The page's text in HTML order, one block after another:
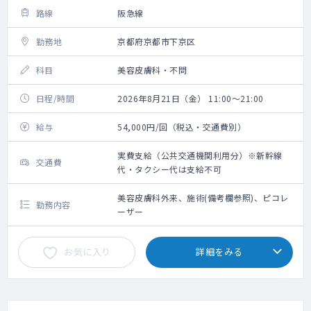
路線 阪急線
勤務地 京都府京都市下京区
科目 美容皮膚科・不問
日程/時間 2026年8月21日（金） 11:00～21:00
給与 54,000円/回（税込・交通費別）
交通費
実費支給（公共交通機関利用分）※新幹線
代・タクシー代は支給不可
勤務内容
美容皮膚科外来、施術(備考欄参照)、ピコレ
ーザー
お気に入り 詳細をみる